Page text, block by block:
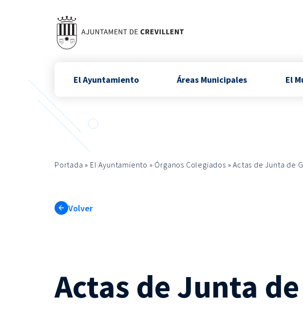
El Ayuntamiento Áreas Municipales El
Portada » El Ayuntamiento » Órganos Colegiados »Actas de Junta de
Volver
Actas de Junta